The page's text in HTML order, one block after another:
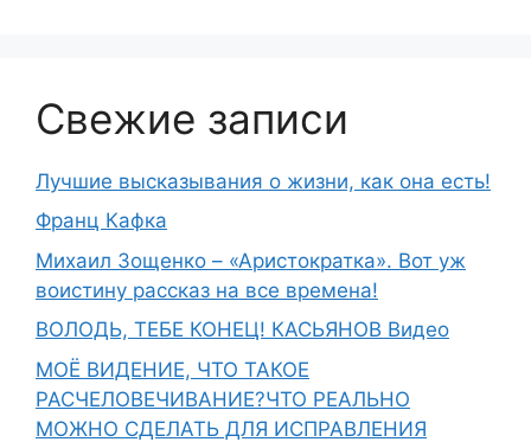
Свежие записи
Лучшие высказывания о жизни, как она есть!
Франц Кафка
Михаил Зощенко – «Аристократка». Вот уж
воистину рассказ на все времена!
ВОЛОДЬ, ТЕБЕ КОНЕЦ! КАСЬЯНОВ Видео
МОЁ ВИДЕНИЕ, ЧТО ТАКОЕ
РАСЧЕЛОВЕЧИВАНИЕ?ЧТО РЕАЛЬНО
МОЖНО СДЕЛАТЬ ДЛЯ ИСПРАВЛЕНИЯ